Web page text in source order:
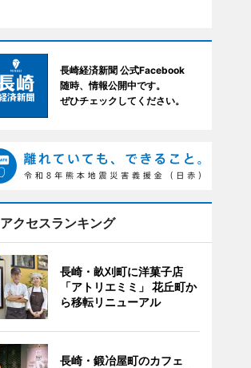
長崎経済新聞 公式Facebook
随時、情報公開中です。
ぜひチェックしてください。
アクセスランキング
長崎・畝刈町に洋菓子店
「アトリエミミ」 花丘町か
ら移転リニューアル
長崎・鍛冶屋町のカフェ